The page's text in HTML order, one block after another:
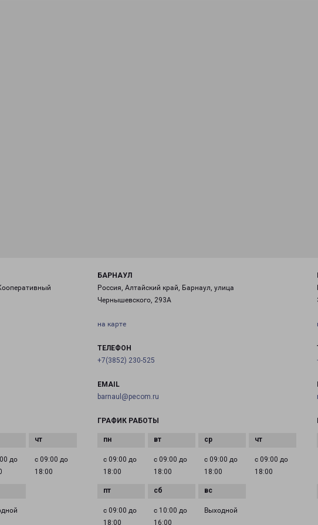
до
с 09:00 до
18:00
БАРНАУЛ
Россия, Алтайский край, Барнаул, улица
Чернышевского, 293А
на карте
ТЕЛЕФОН
+7(3852) 230-525
EMAIL
barnaul@pecom.ru
ГРАФИК РАБОТЫ
с 09:00 до
18:00
с 09:00 до
18:00
с 09:00 до
18:00
с 09:00 до
18:00
с 09:00 до
18:00
с 10:00 до
16:00
Выходной